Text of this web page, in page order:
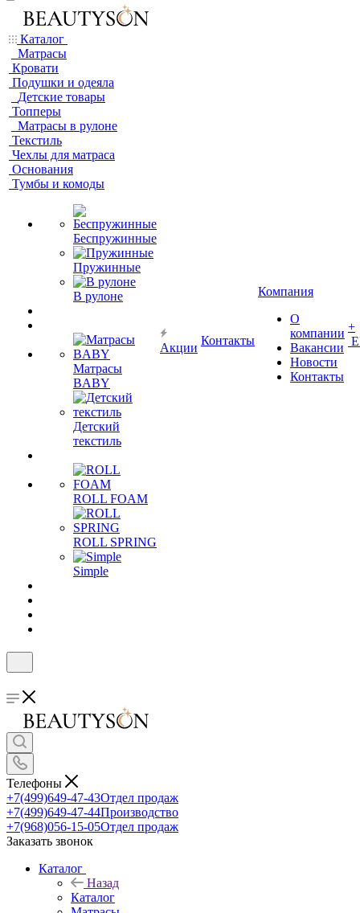
Каталог
Матрасы
Кровати
Подушки и одеяла
Детские товары
Топперы
Матрасы в рулоне
Текстиль
Чехлы для матраса
Основания
Тумбы и комоды
Беспружинные
Пружинные
В рулоне
Матрасы
BABY
Детский
текстиль
ROLL FOAM
ROLL SPRING
Simple
Акции
Контакты
Компания
О
компании
Вакансии
Новости
Контакты
+
Телефоны
+7(499)649-47-43Отдел продаж
+7(499)649-47-44Производство
+7(968)056-15-05Отдел продаж
Заказать звонок
Каталог
Назад
Каталог